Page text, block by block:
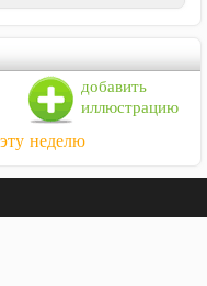
добавить
иллюстрацию
неделю